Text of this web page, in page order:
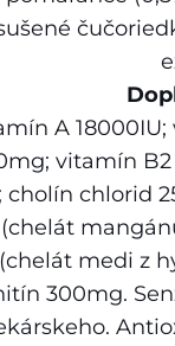
N
c
a
t
O
C
E
A
A
vitamín
cholín chlorid
medi z
300mg.